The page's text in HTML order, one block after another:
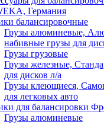
Германия
балансировочные
Грузы алюминевые,
набивные грузы для
Грузы грузовые
Грузы железные,
для дисков л/а
Грузы клеющиеся,
для легковых авто
для балансировки
Грузы алюминевые